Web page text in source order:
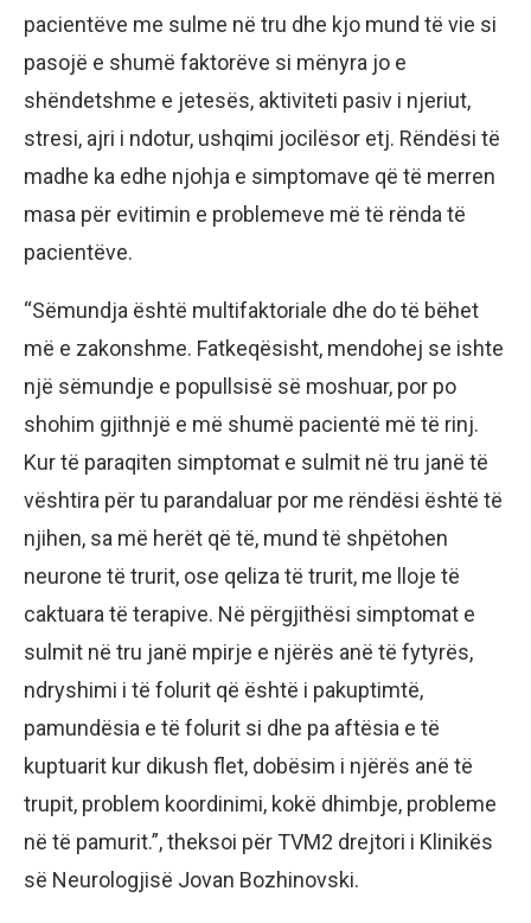
pacientëve me sulme në tru dhe kjo mund të vie si
pasojë e shumë faktorëve si mënyra jo e
shëndetshme e jetesës, aktiviteti pasiv i njeriut,
stresi, ajri i ndotur, ushqimi jocilësor etj. Rëndësi të
madhe ka edhe njohja e simptomave që të merren
masa për evitimin e problemeve më të rënda të
pacientëve.
“Sëmundja është multifaktoriale dhe do të bëhet
më e zakonshme. Fatkeqësisht, mendohej se ishte
një sëmundje e popullsisë së moshuar, por po
shohim gjithnjë e më shumë pacientë më të rinj.
Kur të paraqiten simptomat e sulmit në tru janë të
vështira për tu parandaluar por me rëndësi është të
njihen, sa më herët që të, mund të shpëtohen
neurone të trurit, ose qeliza të trurit, me lloje të
caktuara të terapive. Në përgjithësi simptomat e
sulmit në tru janë mpirje e njërës anë të fytyrës,
ndryshimi i të folurit që është i pakuptimtë,
pamundësia e të folurit si dhe pa aftësia e të
kuptuarit kur dikush flet, dobësim i njërës anë të
trupit, problem koordinimi, kokë dhimbje, probleme
në të pamurit.”, theksoi për TVM2 drejtori i Klinikës
së Neurologjisë Jovan Bozhinovski.